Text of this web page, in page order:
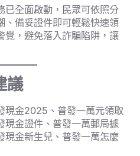
已全面啟動，民眾可依照分
、備妥證件即可輕鬆快速領
覺，避免落入詐騙陷阱，讓
議
現金2025、普發一萬元領取
現金證件、普發一萬郵局據
現金新生兒、普發一萬怎麼